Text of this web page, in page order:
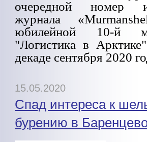
очередной номер
журнала
юбилейной 10-й
"Логистика в
декаде сентября 2020
15.05.2020
Спад интереса к
бурению в